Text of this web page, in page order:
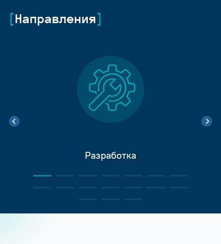
Направления
Разработка